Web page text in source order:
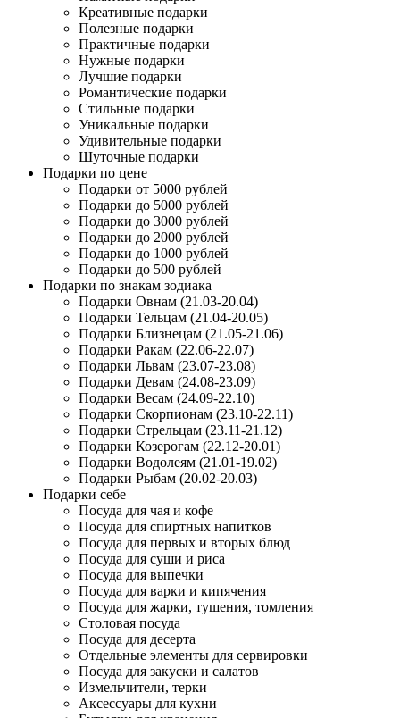
Креативные подарки
Полезные подарки
Практичные подарки
Нужные подарки
Лучшие подарки
Романтические подарки
Стильные подарки
Уникальные подарки
Удивительные подарки
Шуточные подарки
Подарки по цене
Подарки от 5000 рублей
Подарки до 5000 рублей
Подарки до 3000 рублей
Подарки до 2000 рублей
Подарки до 1000 рублей
Подарки до 500 рублей
Подарки по знакам зодиака
Подарки Овнам (21.03-20.04)
Подарки Тельцам (21.04-20.05)
Подарки Близнецам (21.05-21.06)
Подарки Ракам (22.06-22.07)
Подарки Львам (23.07-23.08)
Подарки Девам (24.08-23.09)
Подарки Весам (24.09-22.10)
Подарки Скорпионам (23.10-22.11)
Подарки Стрельцам (23.11-21.12)
Подарки Козерогам (22.12-20.01)
Подарки Водолеям (21.01-19.02)
Подарки Рыбам (20.02-20.03)
Подарки себе
Посуда для чая и кофе
Посуда для спиртных напитков
Посуда для первых и вторых блюд
Посуда для суши и риса
Посуда для выпечки
Посуда для варки и кипячения
Посуда для жарки, тушения, томления
Столовая посуда
Посуда для десерта
Отдельные элементы для сервировки
Посуда для закуски и салатов
Измельчители, терки
Аксессуары для кухни